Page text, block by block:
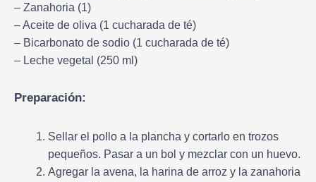
– Zanahoria (1)
– Aceite de oliva (1 cucharada de té)
– Bicarbonato de sodio (1 cucharada de té)
– Leche vegetal (250 ml)
Preparación:
Sellar el pollo a la plancha y cortarlo en trozos
pequeños. Pasar a un bol y mezclar con un huevo.
Agregar la avena, la harina de arroz y la zanahoria